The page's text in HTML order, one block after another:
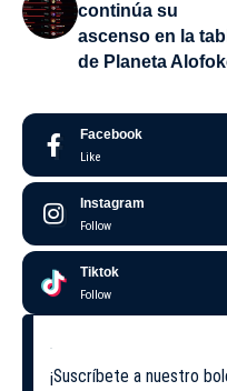
continúa su
ascenso en la
de Planeta
Facebook
Like
Instagram
Follow
Tiktok
Follow
¡Suscríbete a nuestro